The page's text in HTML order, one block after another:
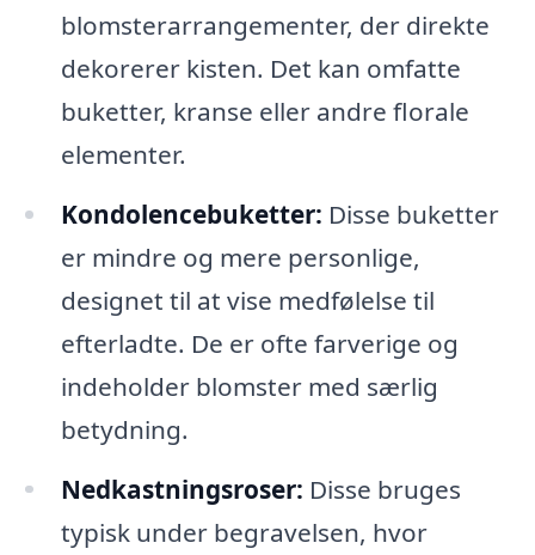
blomsterarrangementer, der direkte
dekorerer kisten. Det kan omfatte
buketter, kranse eller andre florale
elementer.
Kondolencebuketter: Disse buketter
er mindre og mere personlige,
designet til at vise medfølelse til
efterladte. De er ofte farverige og
indeholder blomster med særlig
betydning.
Nedkastningsroser: Disse bruges
typisk under begravelsen, hvor